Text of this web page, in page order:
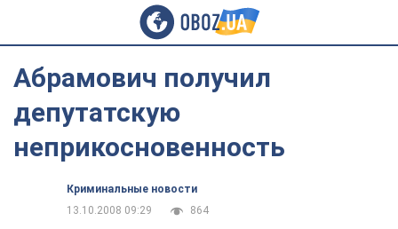
Абрамович получил
депутатскую
неприкосновенность
Криминальные новости
13.10.2008 09:29
864